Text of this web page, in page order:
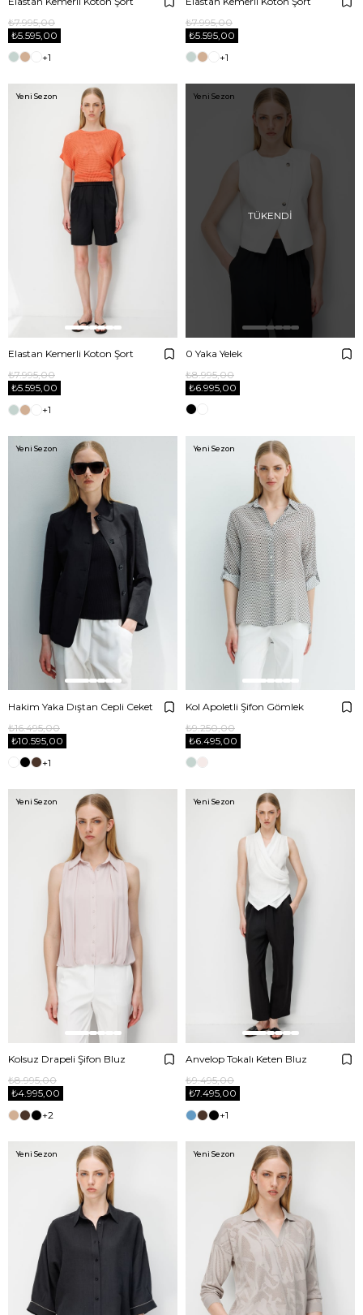
₺5.595,00
₺7.995,00
+1
₺5.595,00
₺7.995,00
+1
Elastan Kemerli Koton Şort
₺5.595,00
₺7.995,00
+1
Yeni Sezon
TÜKENDI
0 Yaka Yelek
₺6.995,00
₺8.995,00
Yeni Sezon
Hakim Yaka Dıştan Cepli Ceket
₺10.595,00
₺16.495,00
+1
Yeni Sezon
Kol Apoletli Şifon Gömlek
₺6.495,00
₺9.250,00
Yeni Sezon
Kolsuz Drapeli Şifon Bluz
₺4.995,00
₺8.995,00
+2
Yeni Sezon
Anvelop Tokalı Keten Bluz
₺7.495,00
₺9.495,00
+1
Yeni Sezon
Yeni Sezon Yeni Sezon